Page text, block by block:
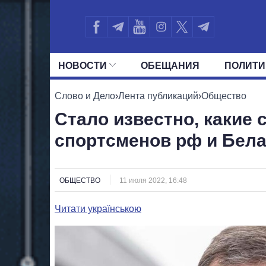
НОВОСТИ ОБЕЩАНИЯ
ВСЕ ПОЛИТИКИ ПРЕЗИДЕНТ И
Слово и Дело›Лента публикаций›Общество
Стало известно, какие
спортсменов рф и
ОБЩЕСТВО 11 июля 2022, 16:48
Читати українською